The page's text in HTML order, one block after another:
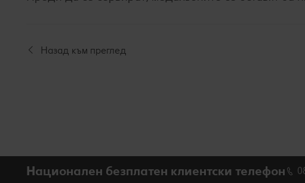
Назад към преглед
Национален безплатен клиентски телефон